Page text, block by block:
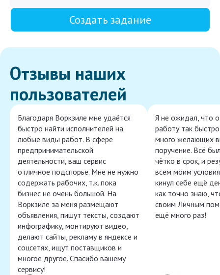
Создать задание
Отзывы наших
пользователей
Благодаря Воркзиле мне удаётся
быстро найти исполнителей на
любые виды работ. В сфере
предпринимательской
деятельности, ваш сервис
отличное подспорье. Мне не нужно
содержать рабочих, т.к. пока
бизнес не очень большой. На
Воркзиле за меня размещают
объявления, пишут тексты, создают
инфографику, монтируют видео,
делают сайты, рекламу в яндексе и
соцсетях, ищут поставщиков и
многое другое. Спасибо вашему
сервису!
Я не ожидал, что
работу так
много желающих
поручение. Всё
чётко в срок, и
всем моим
кинул себе ещё
как точно знаю,
своим Личным
ещё много раз!